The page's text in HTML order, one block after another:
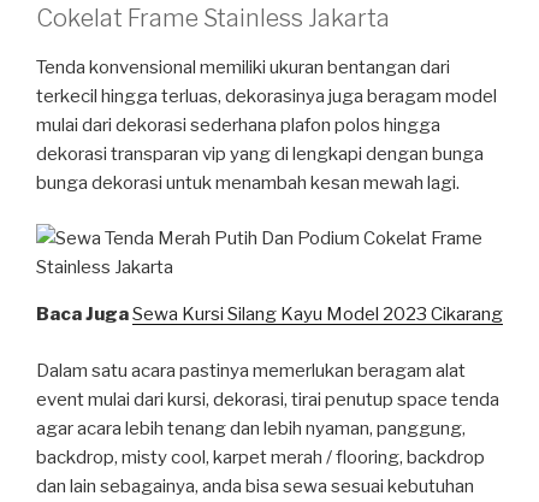
Cokelat Frame Stainless Jakarta
Tenda konvensional memiliki ukuran bentangan dari
terkecil hingga terluas, dekorasinya juga beragam model
mulai dari dekorasi sederhana plafon polos hingga
dekorasi transparan vip yang di lengkapi dengan bunga
bunga dekorasi untuk menambah kesan mewah lagi.
Baca JugaSewa Kursi Silang Kayu Model 2023 Cikarang
Dalam satu acara pastinya memerlukan beragam alat
event mulai dari kursi, dekorasi, tirai penutup space tenda
agar acara lebih tenang dan lebih nyaman, panggung,
backdrop, misty cool, karpet merah / flooring, backdrop
dan lain sebagainya, anda bisa sewa sesuai kebutuhan